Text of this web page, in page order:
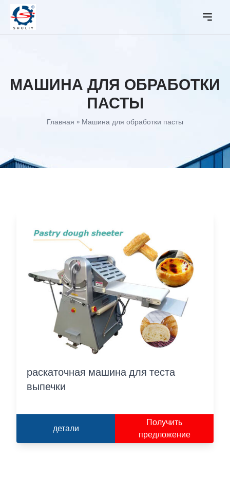
МАШИНА ДЛЯ ОБРАБОТКИ
ПАСТЫ
Главная » Машина для обработки пасты
раскаточная машина для теста
выпечки
детали
Получить
предложение